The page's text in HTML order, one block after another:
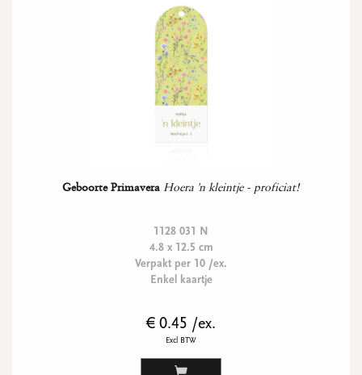
Geboorte Primavera Hoera 'n kleintje - proficiat!
1128 031 N
4.8 x 12.5 cm
Verpakt per 10 /ex.
Enkel kaartje
€ 0.45 /ex.
Excl BTW